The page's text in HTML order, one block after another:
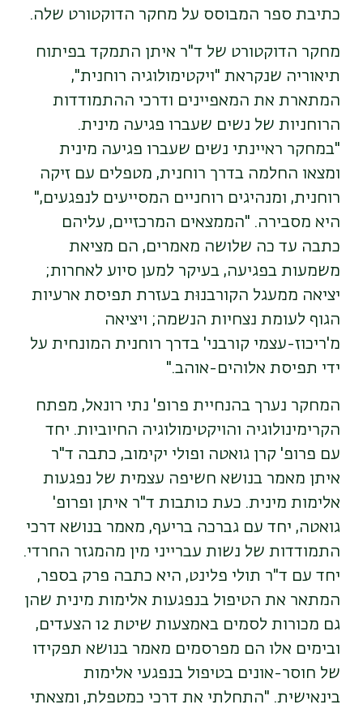
כתיבת ספר המבוסס על מחקר הדוקטורט שלה.
מחקר הדוקטורט של ד"ר איתן התמקד בפיתוח
תיאוריה שנקראת "ויקטימולוגיה רוחנית",
המתארת את המאפיינים ודרכי ההתמודדות
הרוחניות של נשים שעברו פגיעה מינית.
"במחקר ראיינתי נשים שעברו פגיעה מינית
ומצאו החלמה בדרך רוחנית, מטפלים עם זיקה
רוחנית, ומנהיגים רוחניים המסייעים לנפגעים,"
היא מסבירה. "הממצאים המרכזיים, עליהם
כתבה עד כה שלושה מאמרים, הם מציאת
משמעות בפגיעה, בעיקר למען סיוע לאחרות;
יציאה ממעגל הקורבנוּת בעזרת תפיסת ארעיות
הגוף לעומת נצחיות הנשמה; ויציאה
מ'ריכוז-עצמי קורבני' בדרך רוחנית המונחית על
ידי תפיסת אלוהים-אוהב."
המחקר נערך בהנחיית פרופ' נתי רונאל, מפתח
הקרימינולוגיה והויקטימולוגיה החיוביות. יחד
עם פרופ' קרן גואטה ופולי יקימוב, כתבה ד"ר
איתן מאמר בנושא חשיפה עצמית של נפגעות
אלימות מינית. כעת כותבות ד"ר איתן ופרופ'
גואטה, יחד עם גברכה בריעף, מאמר בנושא דרכי
התמודדות של נשות עברייני מין מהמגזר החרדי.
יחד עם ד"ר תולי פלינט, היא כתבה פרק בספר,
המתאר את הטיפול בנפגעות אלימות מינית שהן
גם מכורות לסמים באמצעות שיטת 12 הצעדים,
ובימים אלו הם מפרסמים מאמר בנושא תפקידו
של חוסר-אונים בטיפול בנפגעי אלימות
בינאישית. "התחלתי את דרכי כמטפלת, ומצאתי